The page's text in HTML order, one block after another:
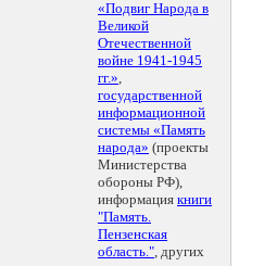
«Подвиг Народа в
Великой
Отечественной
войне 1941-1945
гг.»,
государственной
информационной
системы «Память
народа» (проекты
Министерства
обороны РФ),
информация книги
"Память.
Пензенская
область.", других